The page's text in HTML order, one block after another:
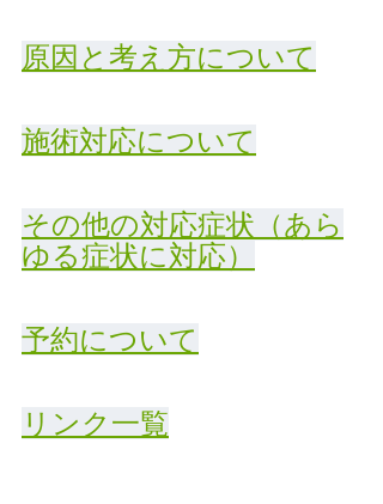
原因と考え方について
施術対応について
その他の対応症状（あら
ゆる症状に対応）
予約について
リンク一覧